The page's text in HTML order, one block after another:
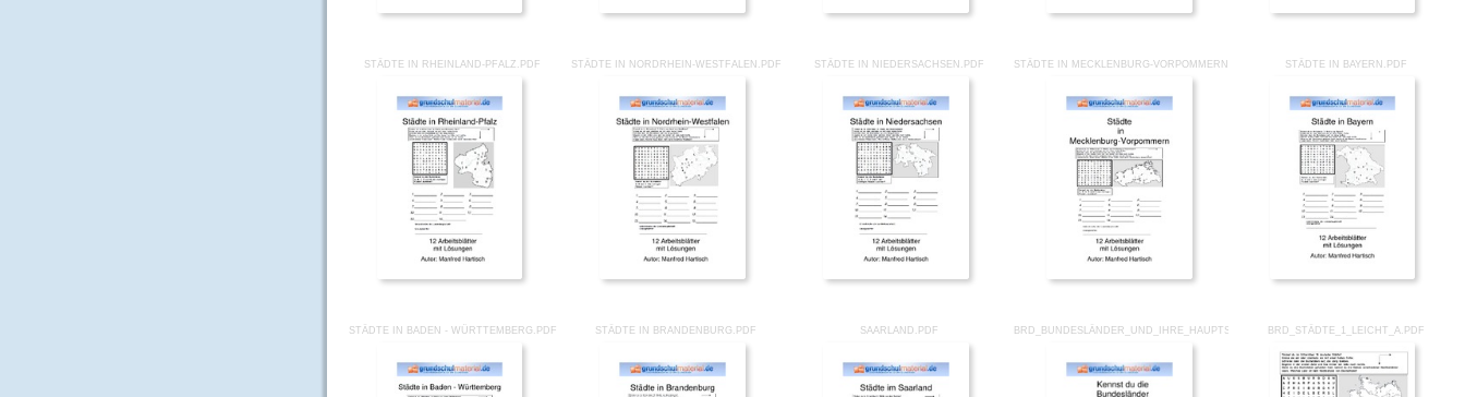
STÄDTE IN RHEINLAND-PFALZ.PDF STÄDTE IN NORDRHEIN-WESTFALEN.PDF STÄDTE IN NIEDERSACHSEN.PDF STÄDTE IN MECKLENBURG-VORPOMMERN.PDF STÄDTE IN BAYERN.PDF
STÄDTE IN BADEN - WÜRTTEMBERG.PDF STÄDTE IN BRANDENBURG.PDF SAARLAND.PDF BRD_BUNDESLÄNDER_UND_IHRE_HAUPTSTÄDTE.PDFBRD_STÄDTE_1_LEICHT_A.PDF